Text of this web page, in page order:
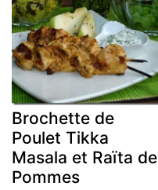
Brochette de
Poulet Tikka
Masala et Raïta de
Pommes